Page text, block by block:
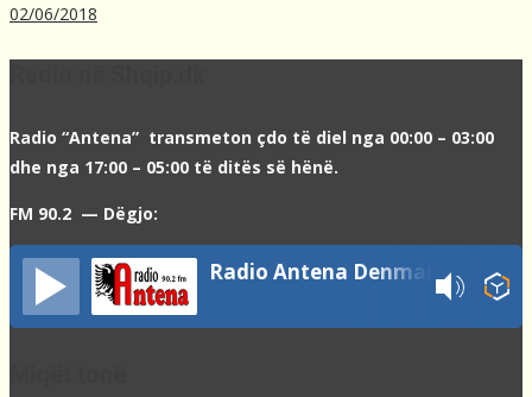
02/06/2018
Radio “Antena” transmeton çdo të diel nga 00:00 – 03:00
dhe nga 17:00 – 05:00 të ditës së hënë.
FM 90.2 — Dëgjo:
Radio Antena Denmark